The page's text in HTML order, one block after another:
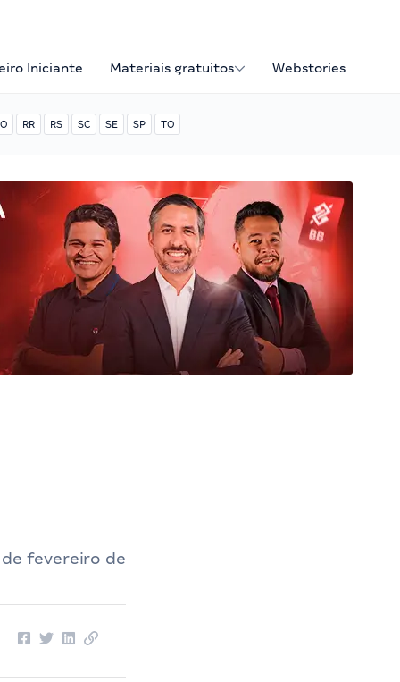
Iniciante Materiais gratuitos Webstories
RR RS SC SE SP TO
de fevereiro de